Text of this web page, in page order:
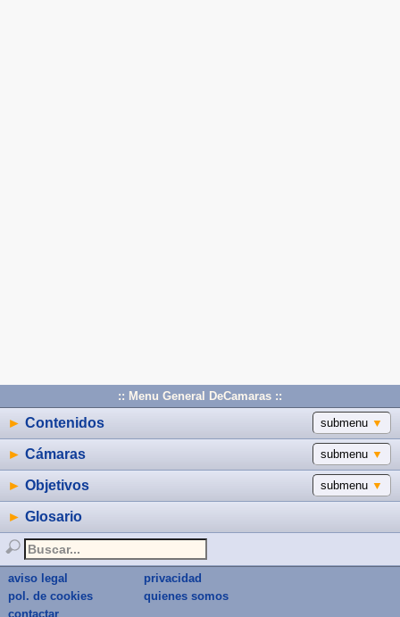
:: Menu General DeCamaras ::
submenu ▼
► Contenidos
submenu ▼
► Cámaras
submenu ▼
► Objetivos
► Glosario
aviso legal
privacidad
pol. de cookies
quienes somos
contactar